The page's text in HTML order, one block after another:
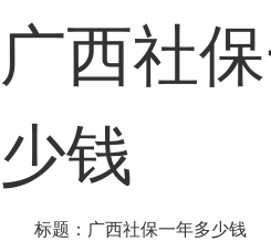
广西社
少钱
标题：广西社保一年多少钱